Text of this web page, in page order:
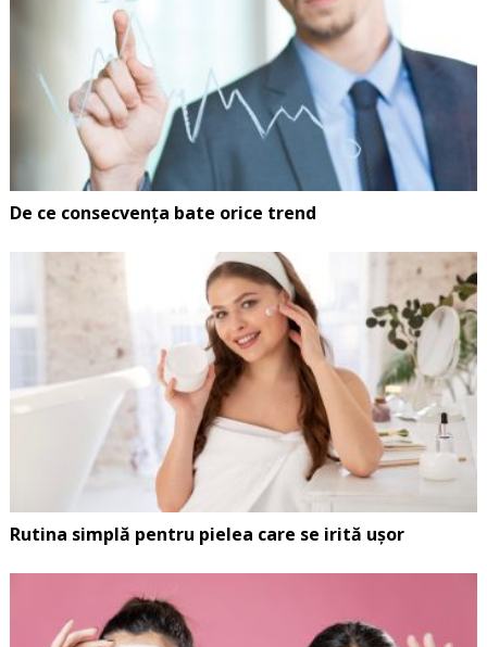
De ce consecvența bate orice trend
Rutina simplă pentru pielea care se irită ușor